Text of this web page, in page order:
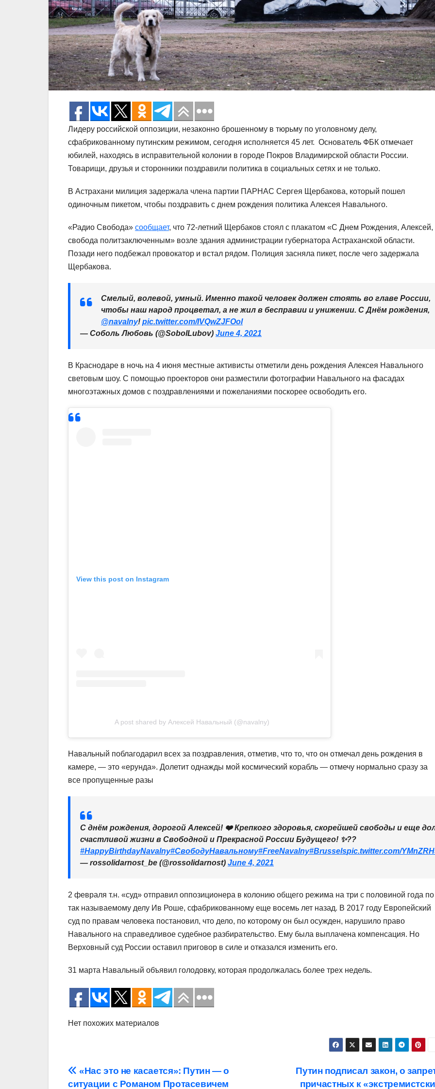
Лидеру российской оппозиции, незаконно брошенному в тюрьму по уголовному делу,
сфабрикованному путинским режимом, сегодня исполняется 45 лет. Основатель ФБК отмечает
юбилей, находясь в исправительной колонии в городе Покров Владимирской области России.
Товарищи, друзья и сторонники поздравили политика в социальных сетях и не только.
В Астрахани милиция задержала члена партии ПАРНАС Сергея Щербакова, который пошел
одиночным пикетом, чтобы поздравить с днем ​​рождения политика Алексея Навального.
«Радио Свобода» сообщает, что 72-летний Щербаков стоял с плакатом «С Днем Рождения, Алексей,
свобода политзаключенным» возле здания администрации губернатора Астраханской области.
Позади него подбежал провокатор и встал рядом. Полиция засняла пикет, после чего задержала
Щербакова.
Смелый, волевой, умный. Именно такой человек должен стоять во главе России,
чтобы наш народ процветал, а не жил в бесправии и унижении. С Днём рождения,
@navalny! pic.twitter.com/IVQwZJFOol
— Соболь Любовь (@SobolLubov) June 4, 2021
В Краснодаре в ночь на 4 июня местные активисты отметили день рождения Алексея Навального
световым шоу. С помощью проекторов они разместили фотографии Навального на фасадах
многоэтажных домов с поздравлениями и пожеланиями поскорее освободить его.
View this post on Instagram
A post shared by Алексей Навальный (@navalny)
Навальный поблагодарил всех за поздравления, отметив, что то, что он отмечал день рождения в
камере, — это «ерунда». Долетит однажды мой космический корабль — отмечу нормально сразу за
все пропущенные разы
С днём рождения, дорогой Алексей! ❤️ Крепкого здоровья, скорейшей свободы и еще
счастливой жизни в Свободной и Прекрасной России Будущего! ✨??
#HappyBirthdayNavalny#СвободуНавальному#FreeNavalny#Brusselspic.twitter.com/
— rossolidarnost_be (@rossolidarnost) June 4, 2021
2 февраля т.н. «суд» отправил оппозиционера в колонию общего режима на три с половиной года по
так называемому делу Ив Роше, сфабрикованному еще восемь лет назад. В 2017 году Европейский
суд по правам человека постановил, что дело, по которому он был осужден, нарушило право
Навального на справедливое судебное разбирательство. Ему была выплачена компенсация. Но
Верховный суд России оставил приговор в силе и отказался изменить его.
31 марта Навальный объявил голодовку, которая продолжалась более трех недель.
Нет похожих материалов
Навигация
Путин подписал закон, о
причастных к
«Нас это не касается»: Путин — о
ситуации с Романом Протасевичем